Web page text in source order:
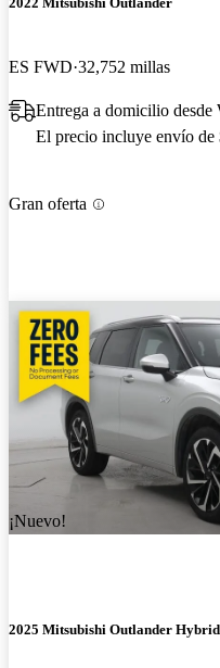
ES FWD 32,752 millas
Entrega a domicilio
El precio incluye envío de
Gran oferta
¡Nuevo!
2025 Mitsubishi Outlander